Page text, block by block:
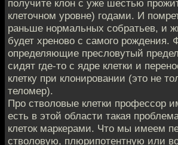
получите клон с уже шестью
клеточном уровне) годами. И
раньше нормальных собратьев, и
будет хреново с самого рождения.
определяющие пресловутый
сидят где-то с ядре клетки и
клетку при клонировании (это не
теломер).
Про стволовые клетки профессор
есть в этой области такая
клеток маркерами. Что мы имеем
стволовую, плюрипотентную или